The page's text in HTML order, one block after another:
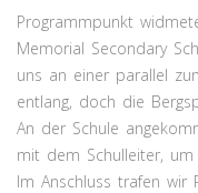
Programmpunkt
Memorial Secondary
uns an einer parallel
entlang, doch die
An der Schule
mit dem Schulleiter,
Im Anschluss trafen wir